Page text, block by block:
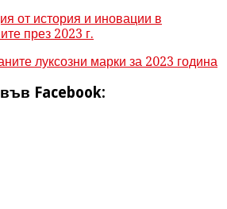
от история и иновации в
през 2023 г.
луксозни марки за 2023 година
Facebook: